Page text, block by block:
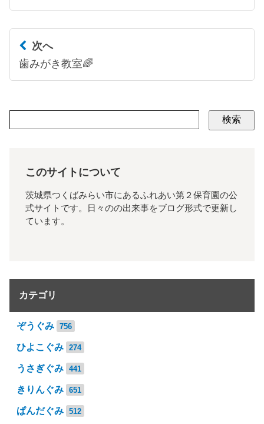
次へ
歯みがき教室🌈
検索
このサイトについて
茨城県つくばみらい市にあるふれあい第２保育園の公
式サイトです。日々のの出来事をブログ形式で更新し
ています。
カテゴリ
ぞうぐみ 756
ひよこぐみ 274
うさぎぐみ 441
きりんぐみ 651
ぱんだぐみ 512